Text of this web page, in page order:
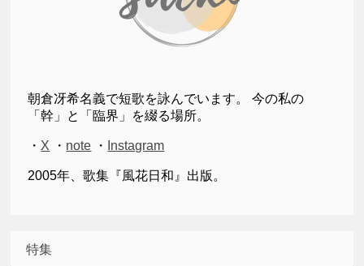
朝倉冴希名義で短歌を詠んでいます。 今の私の
「幹」と「臨界」を綴る場所。
・ X ・ note ・ Instagram
2005年、歌集『風花日和』出版。
特集